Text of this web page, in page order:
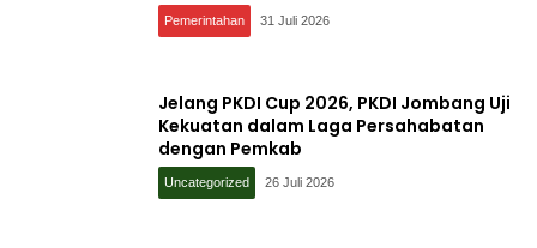
Pemerintahan 31 Juli 2026
Jelang PKDI Cup 2026, PKDI Jombang Uji
Kekuatan dalam Laga Persahabatan
dengan Pemkab
Uncategorized 26 Juli 2026